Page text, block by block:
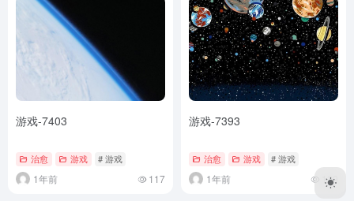
游戏-7403
治愈 游戏 # 游戏
1年前 117
游戏-7393
治愈 游戏 # 游戏
1年前 129